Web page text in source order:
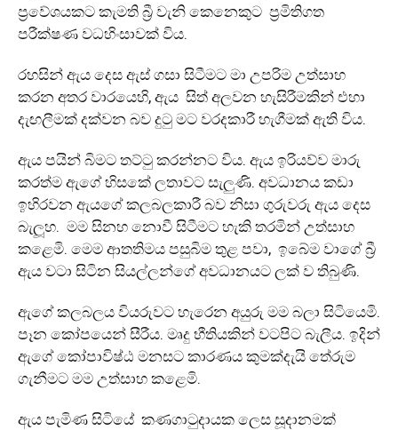
ප්‍රවේශයකට කැමති බ්‍රී වැනි කෙනෙකුට ප්‍රමිතිගත
පරීක්ෂණ වධහිංසාවක් විය.
රහසින් ඇය දෙස ඇස් ගසා සිටීමට මා උපරිම උත්සාහ
කරන අතර වාරයෙහි, ඇය සිත් අලවන හැසිරීමකින් එහා
දැඟලීමක් දක්වන බව දුටු මට වරදකාරී හැගීමක් ඇති විය.
ඇය පයින් බිමට තට්ටු කරන්නට විය. ඇය ඉරියව්ව මාරු
කරත්ම ඇගේ හිසකේ ලතාවට සැලුණි. අවධානය කඩා
ඉහිරවන ඇයගේ කලබලකාරී බව නිසා ගුරුවරු ඇය දෙස
බැලූහ. මම සිනහ නොවී සිටීමට හැකි තරමින් උත්සාහ
කළෙමි. මෙම ආතතිමය පසුබිම තුළ පවා, ඉබේම වාගේ බ්‍රී
ඇය වටා සිටින සියල්ලන්ගේ අවධානයට ලක් ව තිබුණි.
ඇගේ කලබලය වියරුවට හැරෙන අයුරු මම බලා සිටියෙමි.
පෑන කෝපයෙන් සීරීය. මෘදු භීතියකින් වටපිට බැලීය. ඉදින්
ඇගේ කෝපාවිෂ්ඨ මනසට කාරණය කුමක්දැයි තේරුම
ගැනීමට මම උත්සාහ කළෙමි.
ඇය පැමිණ සිටියේ කණගාටුදායක ලෙස සූදානමක්